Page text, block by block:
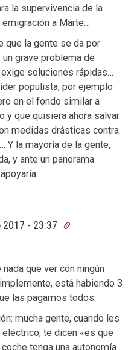
la supervivencia de la
emigración a Marte…
que la gente se da por
un grave problema de
soluciones rápidas…
populista, por ejemplo
en el fondo similar a
y que quisiera ahora salvar
medidas drásticas contra
Y la mayoría de la gente,
y ante un panorama
2017 - 23:37
que ver con ningún
está habiendo 3
las pagamos todos:
mucha gente, cuando les
te dicen «es que
tenga una autonomía